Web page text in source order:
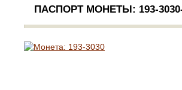
ПАСПОРТ МОНЕТЫ: 193-